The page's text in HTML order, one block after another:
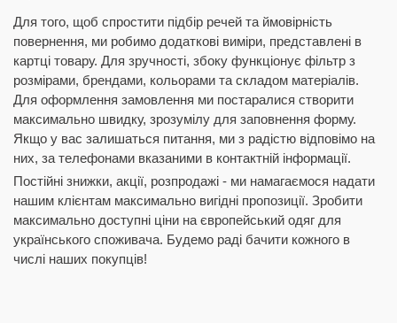
Для того, щоб спростити підбір речей та ймовірність
повернення, ми робимо додаткові виміри, представлені в
картці товару. Для зручності, збоку функціонує фільтр з
розмірами, брендами, кольорами та складом матеріалів.
Для оформлення замовлення ми постаралися створити
максимально швидку, зрозумілу для заповнення форму.
Якщо у вас залишаться питання, ми з радістю відповімо на
них, за телефонами вказаними в контактній інформації.
Постійні знижки, акції, розпродажі - ми намагаємося надати
нашим клієнтам максимально вигідні пропозиції. Зробити
максимально доступні ціни на європейський одяг для
українського споживача. Будемо раді бачити кожного в
числі наших покупців!